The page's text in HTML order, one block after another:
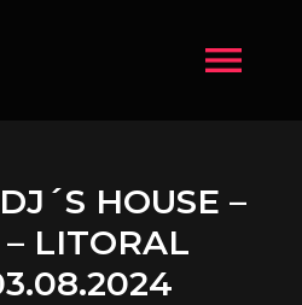
menu
HOUSE –
LITORAL